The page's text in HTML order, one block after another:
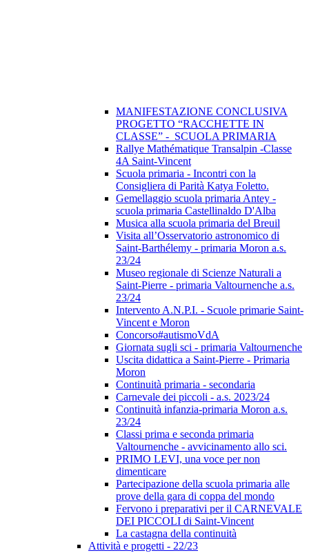
MANIFESTAZIONE CONCLUSIVA
PROGETTO “RACCHETTE IN
CLASSE” - SCUOLA PRIMARIA
Rallye Mathématique Transalpin -Classe
4A Saint-Vincent
Scuola primaria - Incontri con la
Consigliera di Parità Katya Foletto.
Gemellaggio scuola primaria Antey -
scuola primaria Castellinaldo D'Alba
Musica alla scuola primaria del Breuil
Visita all’Osservatorio astronomico di
Saint-Barthélemy - primaria Moron a.s.
23/24
Museo regionale di Scienze Naturali a
Saint-Pierre - primaria Valtournenche a.s.
23/24
Intervento A.N.P.I. - Scuole primarie Saint-
Vincent e Moron
Concorso#autismoVdA
Giornata sugli sci - primaria Valtournenche
Uscita didattica a Saint-Pierre - Primaria
Moron
Continuità primaria - secondaria
Carnevale dei piccoli - a.s. 2023/24
Continuità infanzia-primaria Moron a.s.
23/24
Classi prima e seconda primaria
Valtournenche - avvicinamento allo sci.
PRIMO LEVI, una voce per non
dimenticare
Partecipazione della scuola primaria alle
prove della gara di coppa del mondo
Fervono i preparativi per il CARNEVALE
DEI PICCOLI di Saint-Vincent
La castagna della continuità
Attività e progetti - 22/23